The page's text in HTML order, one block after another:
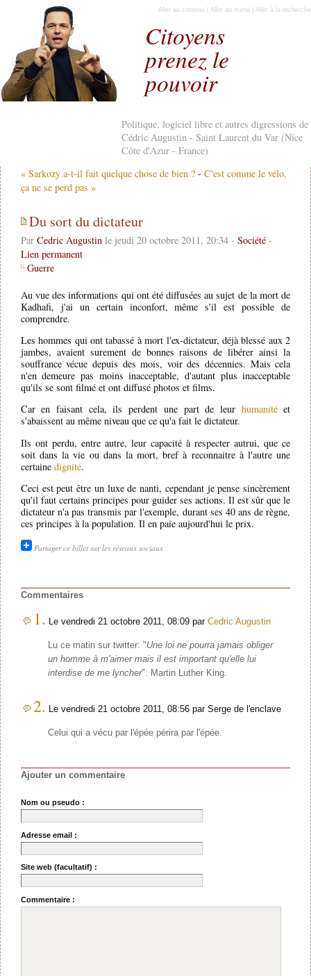
Citoyens
prenez le
pouvoir
Politique, logiciel libre et autres digressions de
Cédric Augustin - Saint Laurent du Var (Nice
Côte d'Azur - France)
Aller au contenu Aller au menu Aller à la recherche
« Sarkozy a-t-il fait quelque chose de bien ? - C'est comme le vélo,
ça ne se perd pas »
Du sort du dictateur
Par Cedric Augustinle jeudi 20 octobre 2011, 20:34 - Société-
Lien permanent
Guerre
Au vue des informations qui ont été diffusées au sujet de la mort de
Kadhafi, j'ai un certain inconfort, même s'il est possible de
comprendre.
Les hommes qui ont tabassé à mort l'ex-dictateur, déjà blessé aux 2
jambes, avaient surement de bonnes raisons de libérer ainsi la
souffrance vécue depuis des mois, voir des décennies. Mais cela
n'en demeure pas moins inacceptable, d'autant plus inacceptable
qu'ils se sont filmé et ont diffusé photos et films.
Car en faisant cela, ils perdent une part de leur humanitéet
s'abaissent au même niveau que ce qu'a fait le dictateur.
Ils ont perdu, entre autre, leur capacité à respecter autrui, que ce
soit dans la vie ou dans la mort, bref à reconnaitre à l'autre une
certaine dignité.
Ceci est peut être un luxe de nanti, cependant je pense sincèrement
qu'il faut certains principes pour guider ses actions. Il est sûr que le
dictateur n'a pas transmis par l'exemple, durant ses 40 ans de règne,
ces principes à la population. Il en paie aujourd'hui le prix.
Partager ce billet sur les réseaux sociaux
Commentaires
1. Le vendredi 21 octobre 2011, 08:09 par Cedric Augustin
Lu ce matin sur twitter: "Une loi ne pourra jamais obliger
un homme à m'aimer mais il est important qu'elle lui
interdise de me lyncher". Martin Luther King.
2. Le vendredi 21 octobre 2011, 08:56 par Serge de l'enclave
Celui qui a vécu par l'épée périra par l'épée.
Ajouter un commentaire
Nom ou pseudo :
Adresse email :
Site web (facultatif) :
Commentaire :